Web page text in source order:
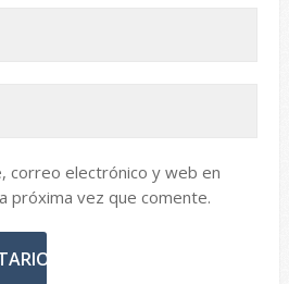
correo electrónico y web en
próxima vez que comente.